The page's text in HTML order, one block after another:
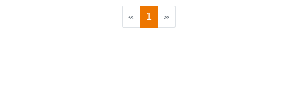
« 1 »